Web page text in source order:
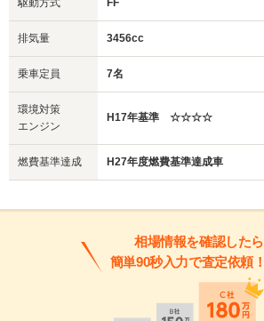
駆動方式 FF
排気量 3456cc
乗車定員 7名
環境対策
エンジン
H17年基準 ☆☆☆☆
燃費基準達成 H27年度燃費基準達成車
相場情報を確認したら
簡単90秒入力で査定依頼！